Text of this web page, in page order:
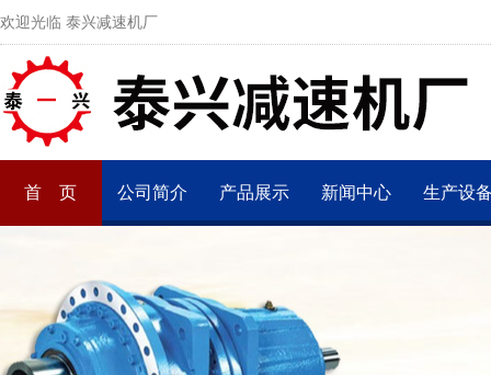
欢迎光临 泰兴减速机厂
首 页 公司简介 产品展示 新闻中心 生产设